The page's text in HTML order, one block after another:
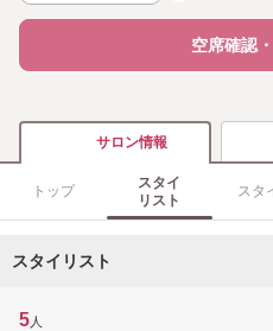
空席確認
サロン情報
トップ
スタイ
リスト
スタ
スタイリスト
5 人